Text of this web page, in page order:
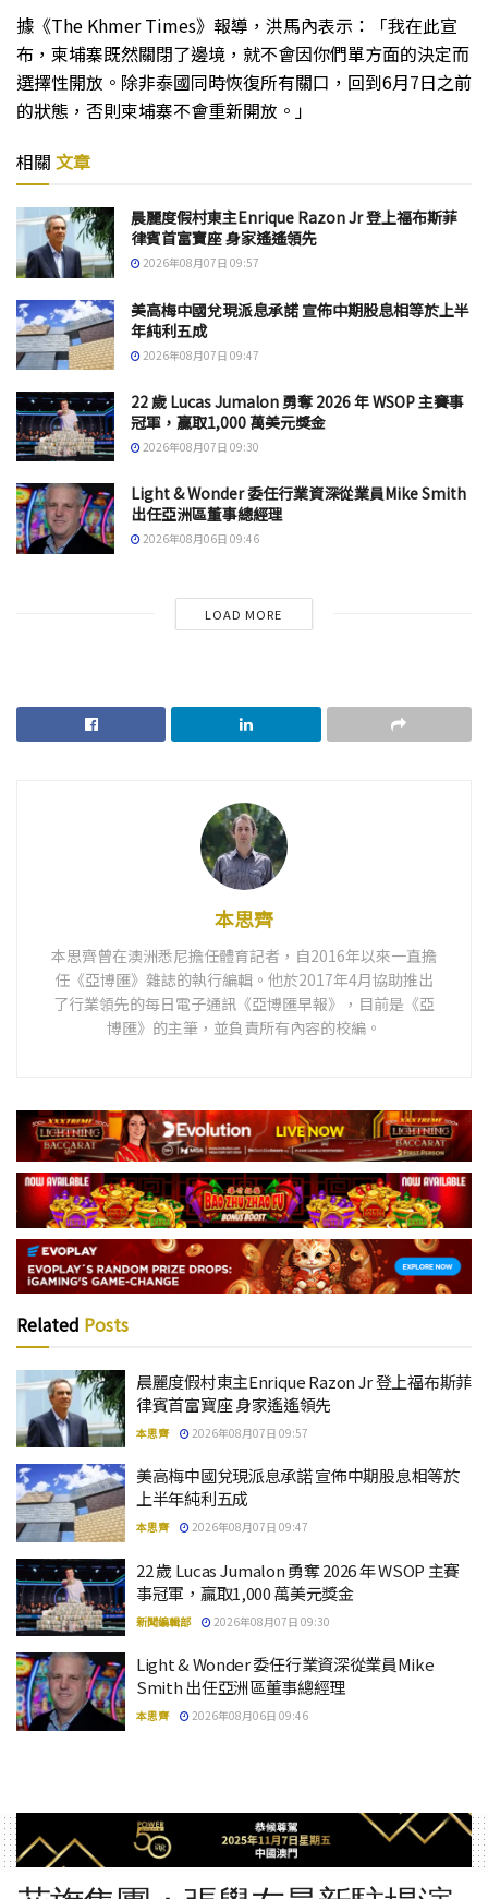
據《The Khmer Times》報導，洪馬內表示：「我在此宣
布，柬埔寨既然關閉了邊境，就不會因你們單方面的決定而
選擇性開放。除非泰國同時恢復所有關口，回到6月7日之前
的狀態，否則柬埔寨不會重新開放。」
相關 文章
晨麗度假村東主Enrique Razon Jr 登上福布斯菲
律賓首富寶座 身家遙遙領先
2026年08月07日 09:57
美高梅中國兌現派息承諾 宣佈中期股息相等於上半
年純利五成
2026年08月07日 09:47
22 歲 Lucas Jumalon 勇奪 2026 年 WSOP 主賽事
冠軍，贏取1,000 萬美元獎金
2026年08月07日 09:30
Light & Wonder 委任行業資深從業員Mike Smith
出任亞洲區董事總經理
2026年08月06日 09:46
LOAD MORE
本思齊
本思齊曾在澳洲悉尼擔任體育記者，自2016年以來一直擔
任《亞博匯》雜誌的執行編輯。他於2017年4月協助推出
了行業領先的每日電子通訊《亞博匯早報》，目前是《亞
博匯》的主筆，並負責所有內容的校編。
Related Posts
晨麗度假村東主Enrique Razon Jr 登上福布斯菲
律賓首富寶座 身家遙遙領先
本思齊 2026年08月07日 09:57
美高梅中國兌現派息承諾 宣佈中期股息相等於
上半年純利五成
本思齊 2026年08月07日 09:47
22 歲 Lucas Jumalon 勇奪 2026 年 WSOP 主賽
事冠軍，贏取1,000 萬美元獎金
新聞編輯部 2026年08月07日 09:30
Light & Wonder 委任行業資深從業員Mike
Smith 出任亞洲區董事總經理
本思齊 2026年08月06日 09:46